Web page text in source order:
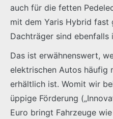
auch für die fetten
mit dem Yaris Hybrid fast
Dachträger sind ebenfalls
Das ist erwähnenswert,
elektrischen Autos häufig
erhältlich ist. Womit wir
üppige Förderung
Euro bringt Fahrzeuge